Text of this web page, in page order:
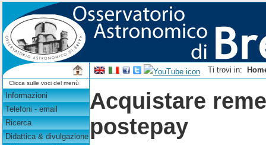
Ti trovi in:
Clicca sulle voci del menù
Informazioni
Telefoni - email
Ricerca
Didattica & divulgazione
Acquistare
postepay